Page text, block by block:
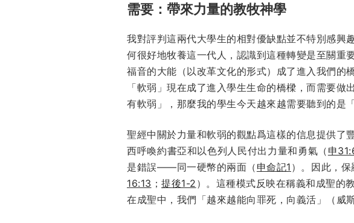
需要：帶來力量的教牧神學
我對評判這兩代大學生的相對優缺點並不特別感
何很好地牧養這一代人，認識到這種轉變是至關重
福音的大能（以改革文化的形式）成了進入我們的
「軟弱」現在成了進入學生生命的橋樑，而需要
有軟弱」，那麼我的學生今天越來越需要聽到的是
聖經中關於力量和軟弱的觀點爲這樣的信息提供了
西呼喚約書亞和以色列人民付出力量和勇氣（ 申
是錯誤——同一硬幣的兩面（ 申命記1 ）。因此，
16:13 ； 提後1-2 ）。這種模式反映在稱義和成聖
在成聖中，我們「越來越能向罪死，向義活」（威